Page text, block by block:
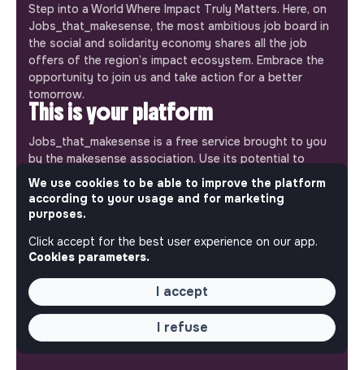
Step into a World Where Impact Truly Matters. Here, on
Jobs_that_makesense, the most ambitious job board in
the social and solidarity economy shares all the job
offers of the region’s impact ecosystem. Embrace the
opportunity to join us and take action for a better
tomorrow.
This is your platform
Jobs_that_makesense is a free service brought to you
by the makesense association. Use its potential to
accelerate your projects and contribute to building a
more respectful, inclusive and sustainable society.
Our mobile app
Get jobs that make sense on your phone so you never
miss an opportunity.
Android
We use cookies to be able to improve the platform
according to your usage and for marketing
purposes.
Click accept for the best user experience on our app.
Cookies parameters.
I accept
I refuse